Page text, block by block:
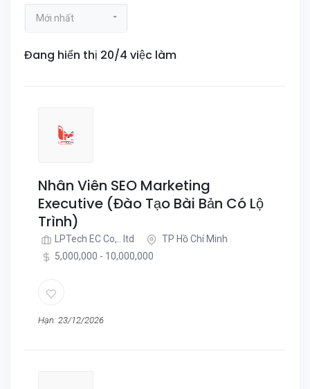
Mới nhất
Đang hiển thị 20/4 việc làm
Nhân Viên SEO Marketing
Executive (Đào Tạo Bài Bản Có Lộ
Trình)
LPTech EC Co,.. ltd
TP Hồ Chí Minh
5,000,000 - 10,000,000
Hạn: 23/12/2026